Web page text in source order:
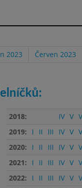
2023 Červen 2023
2018: IV V
2019:
I II III IV V
2020:
I II III IV V
2021:
I II III IV V
2022:
I II III IV V